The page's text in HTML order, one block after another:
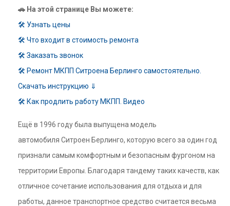
🚗 На этой странице Вы можете:
🛠 Узнать цены
🛠 Что входит в стоимость ремонта
🛠 Заказать звонок
🛠 Ремонт МКПП Ситроена Берлинго самостоятельно.
Скачать инструкцию ⇓
🛠 Как продлить работу МКПП. Видео
Ещё в 1996 году была выпущена модель
автомобиля Ситроен Берлинго, которую всего за один год
признали самым комфортным и безопасным фургоном на
территории Европы. Благодаря тандему таких качеств, как
отличное сочетание использования для отдыха и для
работы, данное транспортное средство считается весьма